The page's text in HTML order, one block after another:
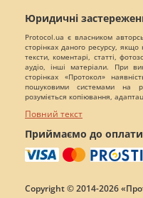
Юридичні
Protocol.ua є власником
сторінках даного ресурсу,
тексти, коментарі, статті,
аудіо, інші матеріали. При
сторінках «Протокол»
пошуковими системами на
розуміється копіювання,
Повний текст
Приймаємо до оплати
Copyright © 2014-2026